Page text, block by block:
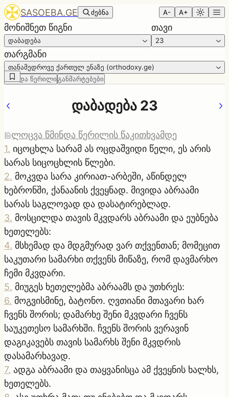
SASOEBA.GE ძებნა A- A+
მონიშნეთ წიგნი
დაბადება
თავი
23
თარგმანი
თანამედროვე ქართულ ენაზე (orthodoxy.ge)
წმინდა წერილი განმარტებები
დაბადება 23
ლოცვა წმინდა წერილის წაკითხვამდე
1. იცოცხლა სარამ ას ოცდაშვიდი წელი, ეს არის
სარას სიცოცხლის წლები.
2. მოკვდა სარა კირიათ-არბეში, აწინდელ
ხებრონში, ქანაანის ქვეყნად. მივიდა აბრაამი
სარას საგლოვად და დასატირებლად.
3. მოსცილდა თავის მკვდარს აბრაამი და ეუბნება
ხეთელებს:
4. მსხემად და მდგმურად ვარ თქვენთან; მომეცით
საკუთარი სამარხი თქვენს მიწაზე, რომ დავმარხო
ჩემი მკვდარი.
5. მიუგეს ხეთელებმა აბრაამს და უთხრეს:
6. მოგვისმინე, ბატონო. ღვთიანი მთავარი ხარ
ჩვენს შორის; დამარხე შენი მკვდარი ჩვენს
საუკეთესო სამარხში. ჩვენს შორის ვერავინ
დაგიკავებს თავის სამარხს შენი მკვდრის
დასამარხავად.
7. ადგა აბრაამი და თაყვანისცა ამ ქვეყნის ხალხს,
ხეთელებს.